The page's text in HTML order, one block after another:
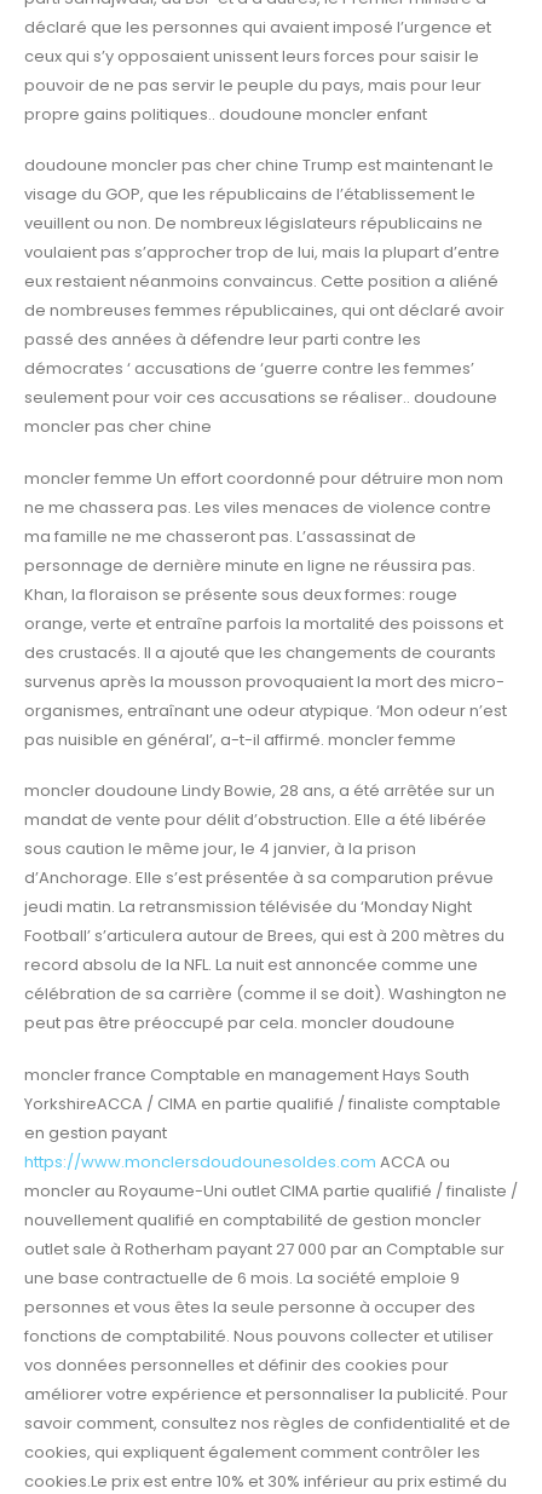
déclaré que les personnes qui avaient imposé l’urgence et
ceux qui s’y opposaient unissent leurs forces pour saisir le
pouvoir de ne pas servir le peuple du pays, mais pour leur
propre gains politiques.. doudoune moncler enfant
doudoune moncler pas cher chine Trump est maintenant le
visage du GOP, que les républicains de l’établissement le
veuillent ou non. De nombreux législateurs républicains ne
voulaient pas s’approcher trop de lui, mais la plupart d’entre
eux restaient néanmoins convaincus. Cette position a aliéné
de nombreuses femmes républicaines, qui ont déclaré avoir
passé des années à défendre leur parti contre les
démocrates ‘ accusations de ‘guerre contre les femmes’
seulement pour voir ces accusations se réaliser.. doudoune
moncler pas cher chine
moncler femme Un effort coordonné pour détruire mon nom
ne me chassera pas. Les viles menaces de violence contre
ma famille ne me chasseront pas. L’assassinat de
personnage de dernière minute en ligne ne réussira pas.
Khan, la floraison se présente sous deux formes: rouge
orange, verte et entraîne parfois la mortalité des poissons et
des crustacés. Il a ajouté que les changements de courants
survenus après la mousson provoquaient la mort des micro-
organismes, entraînant une odeur atypique. ‘Mon odeur n’est
pas nuisible en général’, a-t-il affirmé. moncler femme
moncler doudoune Lindy Bowie, 28 ans, a été arrêtée sur un
mandat de vente pour délit d’obstruction. Elle a été libérée
sous caution le même jour, le 4 janvier, à la prison
d’Anchorage. Elle s’est présentée à sa comparution prévue
jeudi matin. La retransmission télévisée du ‘Monday Night
Football’ s’articulera autour de Brees, qui est à 200 mètres du
record absolu de la NFL. La nuit est annoncée comme une
célébration de sa carrière (comme il se doit). Washington ne
peut pas être préoccupé par cela. moncler doudoune
moncler france Comptable en management Hays South
YorkshireACCA / CIMA en partie qualifié / finaliste comptable
en gestion payant
https://www.monclersdoudounesoldes.com ACCA ou
moncler au Royaume-Uni outlet CIMA partie qualifié / finaliste /
nouvellement qualifié en comptabilité de gestion moncler
outlet sale à Rotherham payant 27 000 par an Comptable sur
une base contractuelle de 6 mois. La société emploie 9
personnes et vous êtes la seule personne à occuper des
fonctions de comptabilité. Nous pouvons collecter et utiliser
vos données personnelles et définir des cookies pour
améliorer votre expérience et personnaliser la publicité. Pour
savoir comment, consultez nos règles de confidentialité et de
cookies, qui expliquent également comment contrôler les
cookies.Le prix est entre 10% et 30% inférieur au prix estimé du